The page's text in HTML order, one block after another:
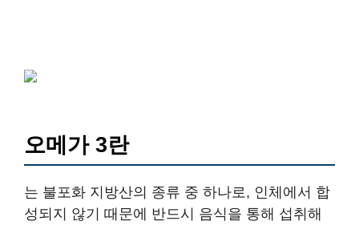
오메가 3란
는 불포화 지방산의 종류 중 하나로, 인체에서 합
성되지 않기 때문에 반드시 음식을 통해 섭취해